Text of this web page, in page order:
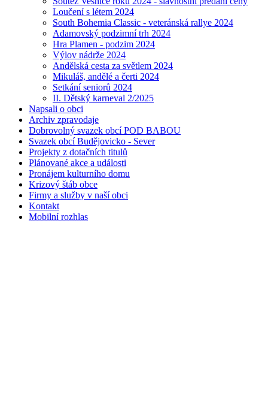
Loučení s létem 2024
South Bohemia Classic - veteránská rallye 2024
Adamovský podzimní trh 2024
Hra Plamen - podzim 2024
Výlov nádrže 2024
Andělská cesta za světlem 2024
Mikuláš, andělé a čerti 2024
Setkání seniorů 2024
II. Dětský karneval 2/2025
Napsali o obci
Archiv zpravodaje
Dobrovolný svazek obcí POD BABOU
Svazek obcí Budějovicko - Sever
Projekty z dotačních titulů
Plánované akce a události
Pronájem kulturního domu
Krizový štáb obce
Firmy a služby v naší obci
Kontakt
Mobilní rozhlas